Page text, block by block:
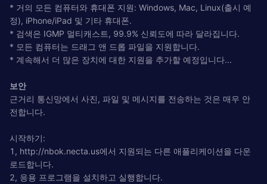
* 거의 모든 컴퓨터와 휴대폰 지원: Windows, Mac, Linux(출시 예
정), iPhone/iPad 및 기타 휴대폰.
* 검색은 IGMP 멀티캐스트, 99.9% 신뢰도에 따라 달라집니다.
* 모든 컴퓨터는 드래그 앤 드롭 파일을 지원합니다.
* 계속해서 더 많은 장치에 대한 지원을 추가할 예정입니다...
보안
근거리 통신망에서 사진, 파일 및 메시지를 전송하는 것은 매우 안
전합니다.
시작하기:
1, http://nbok.necta.us에서 지원되는 다른 애플리케이션을 다운
로드합니다.
2, 응용 프로그램을 설치하고 실행합니다.